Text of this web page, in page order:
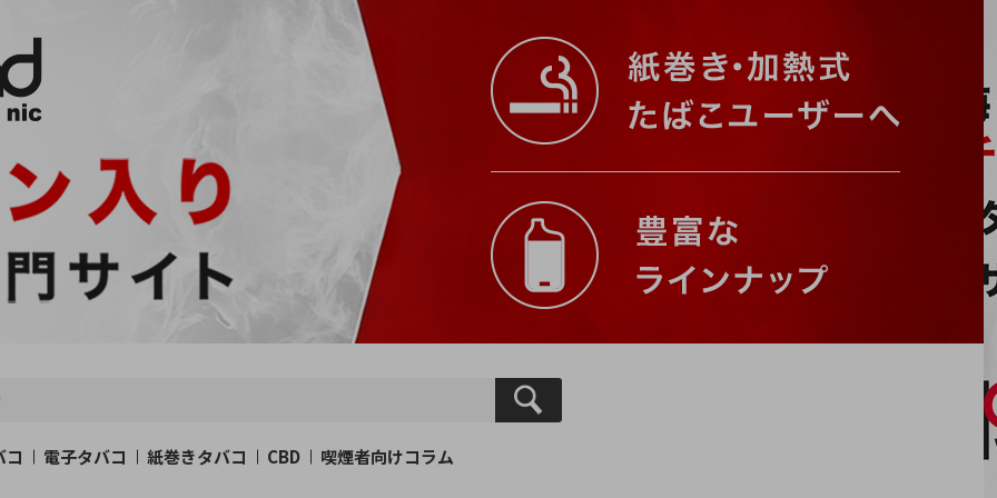
コ 電子タバコ 紙巻きタバコ CBD 喫煙者向けコラム